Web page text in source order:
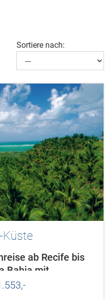
Sortiere nach:
Küste
ab Recife bis
Bahia mit